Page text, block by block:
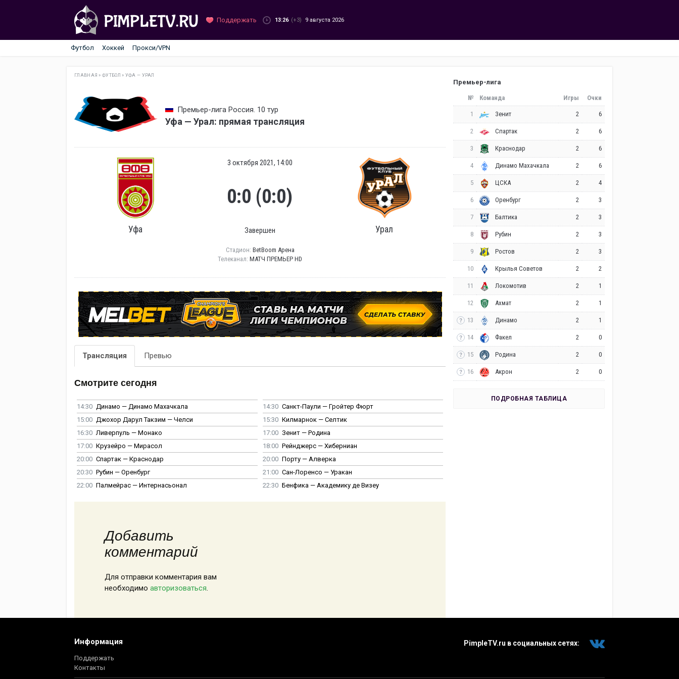
Поддержать 13:26 (+3) 9 августа 2026
Футбол Хоккей Прокси/VPN
ГЛАВНАЯ »ФУТБОЛ » УФА — УРАЛ
Премьер-лига Россия. 10 тур
Уфа — Урал: прямая трансляция
Уфа
3 октября 2021, 14:00
0:0 (0:0)
Завершен Урал
Стадион: BetBoom Арена
Телеканал: МАТЧ ПРЕМЬЕР HD
Трансляция Превью
Смотрите сегодня
14:30 Динамо — Динамо Махачкала 14:30 Санкт-Паули — Гройтер Фюрт
15:00 Джохор Дарул Такзим — Челси 15:30 Килмарнок — Селтик
16:30 Ливерпуль — Монако 17:00 Зенит — Родина
17:00 Крузейро — Мирасол 18:00 Рейнджерс — Хиберниан
20:00 Спартак — Краснодар 20:00 Порту — Алверка
20:30 Рубин — Оренбург 21:00 Сан-Лоренсо — Уракан
22:00 Палмейрас — Интернасьонал 22:30 Бенфика — Академику де Визеу
Добавить
комментарий
Для отправки комментария вам
необходимо авторизоваться.
Премьер-лига
№ Команда Игры Очки
1 Зенит 2 6
2 Спартак 2 6
3 Краснодар 2 6
4 Динамо Махачкала 2 6
5 ЦСКА 2 4
6 Оренбург 2 3
7 Балтика 2 3
8 Рубин 2 3
9 Ростов 2 3
10 Крылья Советов 2 2
11 Локомотив 2 1
12 Ахмат 2 1
13 Динамо 2 1
14 Факел 2 0
15 Родина 2 0
16 Акрон 2 0
ПОДРОБНАЯ ТАБЛИЦА
Информация
Поддержать
Контакты
PimpleTV.ru в социальных сетях: